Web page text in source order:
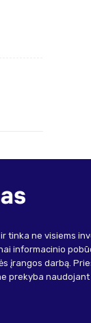
tinka ne visiems
informacinio
įrangos darbą.
prekyba